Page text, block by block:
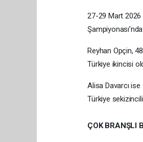
27-29 Mart 2026
Şampiyonası’nda
Reyhan Opçin,
Türkiye ikincisi
Alisa Davarcı
Türkiye
ÇOK BRANŞLI